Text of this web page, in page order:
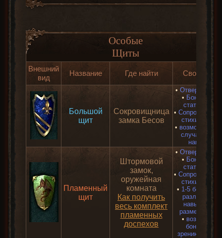
Особые
Щиты
Внешний
вид
Название Где найти Свойства
Большой
щит
Сокровищница
замка Бесов
• Отверстия 0-5
• Бонусов к
статам 1-2
•
стихиям 1-2
• возможно +1
случайному
навыку
Пламенный
щит
Штормовой
замок,
оружейная
комната
Как получить
весь комплект
пламенных
доспехов
• Отверстия 1-5
• Бонусов к
статам 1-5
•
стихиям 1-5
• 1-5 бонусов к
различным
навыкам в
размере +1-3
• возможны
бонусы к
зрению, слуху